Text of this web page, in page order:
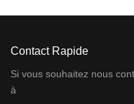
Contact Rapide
Si vous souhaitez nous
à